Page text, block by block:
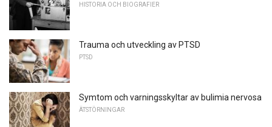
HISTORIA OCH BIOGRAFIER
Trauma och utveckling av PTSD
PTSD
Symtom och varningsskyltar av bulimia nervosa
ÄTSTÖRNINGAR